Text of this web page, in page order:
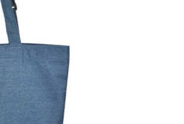
untuk pesanan
percuma untuk pesanan